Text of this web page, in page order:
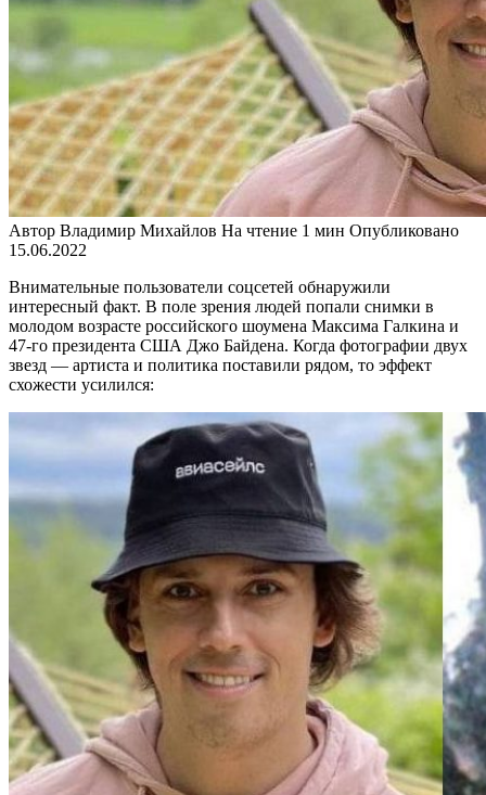
Автор Владимир Михайлов На чтение 1 мин Опубликовано
15.06.2022
Внимательные пользователи соцсетей обнаружили
интересный факт. В поле зрения людей попали снимки в
молодом возрасте российского шоумена Максима Галкина и
47-го президента США Джо Байдена. Когда фотографии двух
звезд — артиста и политика поставили рядом, то эффект
схожести усилился: